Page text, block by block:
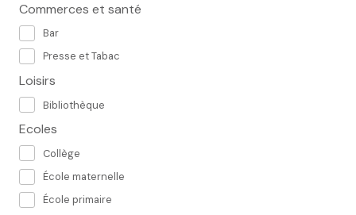
Commerces et santé
Bar
Presse et Tabac
Loisirs
Bibliothèque
Ecoles
Collège
École maternelle
École primaire